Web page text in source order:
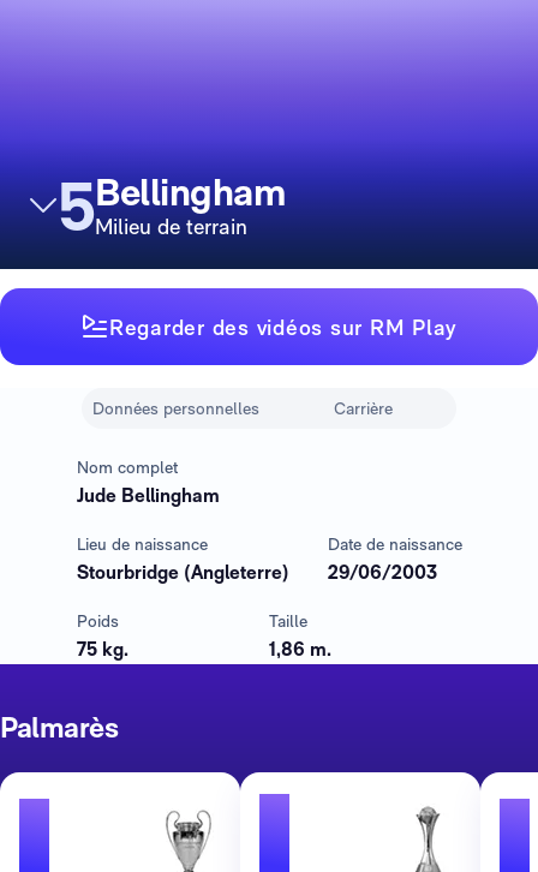
5Bellingham
Milieu de terrain
Regarder des vidéos sur RM Play
Données personnelles Carrière
Nom complet
Jude Bellingham
Lieu de naissance
Stourbridge (Angleterre)
Date de naissance
29/06/2003
Poids
75 kg.
Taille
1,86 m.
Palmarès
1 1 1